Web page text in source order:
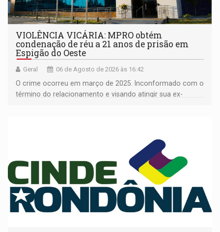
VIOLÊNCIA VICÁRIA: MPRO obtém
condenação de réu a 21 anos de prisão em
Espigão do Oeste
Geral 06 de Agosto de 2026 às 16:42
O crime ocorreu em março de 2025. Inconformado com o
término do relacionamento e visando atingir sua ex-